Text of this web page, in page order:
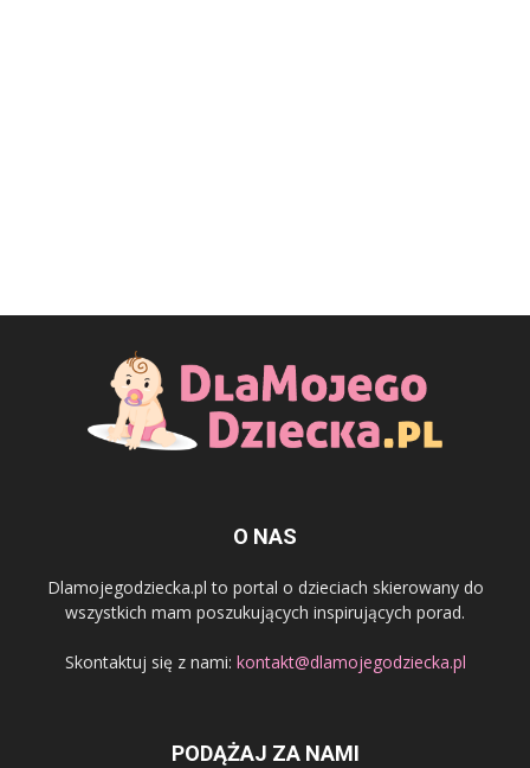
O NAS
Dlamojegodziecka.pl to portal o dzieciach skierowany do
wszystkich mam poszukujących inspirujących porad.
Skontaktuj się z nami: kontakt@dlamojegodziecka.pl
PODĄŻAJ ZA NAMI